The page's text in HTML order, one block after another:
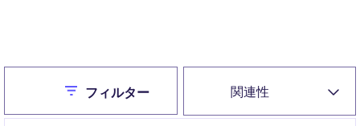
関連性
Closeフィルター